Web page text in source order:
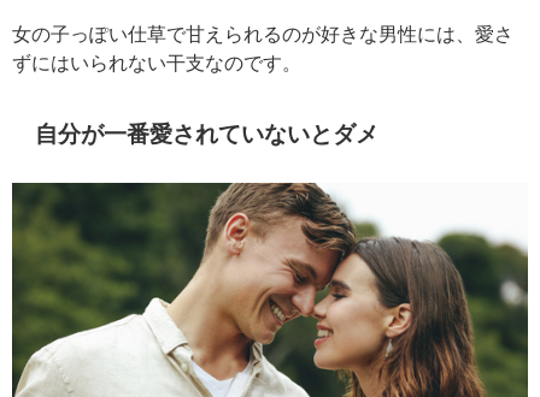
女の子っぽい仕草で甘えられるのが好きな男性には、愛さ
ずにはいられない干支なのです。
自分が一番愛されていないとダメ